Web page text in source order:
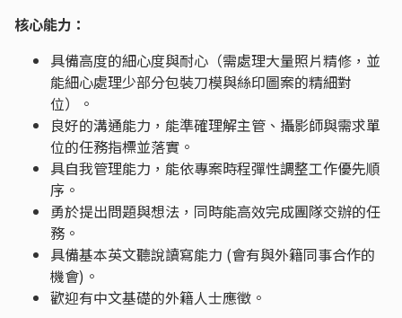
核心能力：
具備高度的細心度與耐心（需處理大量照片精修，並
能細心處理少部分包裝刀模與絲印圖案的精細對
位）。
良好的溝通能力，能準確理解主管、攝影師與需求單
位的任務指標並落實。
具自我管理能力，能依專案時程彈性調整工作優先順
序。
勇於提出問題與想法，同時能高效完成團隊交辦的任
務。
具備基本英文聽說讀寫能力 (會有與外籍同事合作的
機會)。
歡迎有中文基礎的外籍人士應徵。